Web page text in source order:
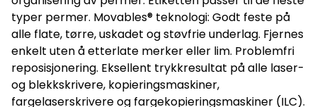
typer permer. Movables® teknologi: Godt feste på
alle flate, tørre, uskadet og støvfrie underlag. Fjernes
enkelt uten å etterlate merker eller lim. Problemfri
reposisjonering. Eksellent trykkresultat på alle laser-
og blekkskrivere, kopieringsmaskiner,
fargelaserskrivere og fargekopieringsmaskiner (ILC).